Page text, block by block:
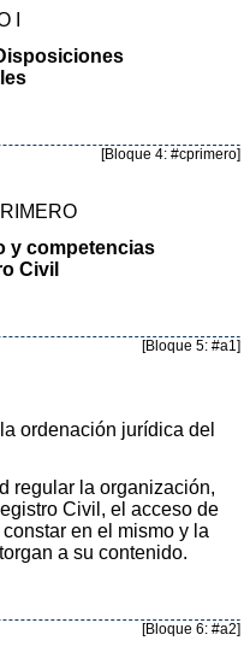
I
[Bloque 4: #cprimero]
y competencias
Civil
[Bloque 5: #a1]
ordenación jurídica del
regular la organización,
Civil, el acceso de
en el mismo y la
a su contenido.
[Bloque 6: #a2]